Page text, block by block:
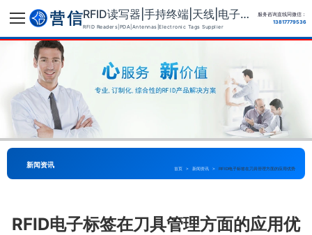
RFID读写器|手持终端|天线|电子标签供应商
RFID Readers|PDA|Antennas|Electronic Tags Supplier
服务咨询直线同微信：
13817779536
新闻资讯 首页 > 新闻资讯 > RFID电子标签在刀具管理方面的应用优势
RFID电子标签在刀具管理方面的应用优